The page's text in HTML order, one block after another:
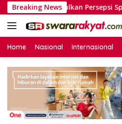
Langsung
ke
konten
Breaking NewsPersepsi Special
Home Nasional Internasional